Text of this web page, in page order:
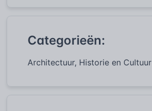
Categorieën:
Architectuur, Historie en Cultuur